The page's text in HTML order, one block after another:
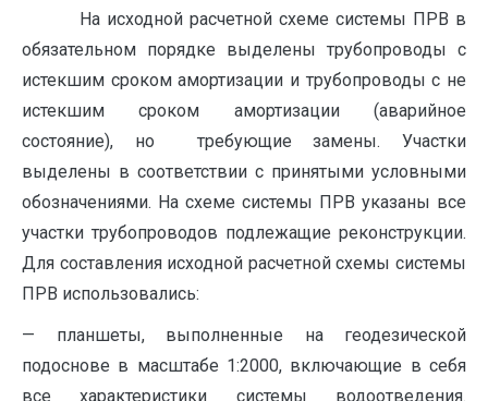
На исходной расчетной схеме системы ПРВ в
обязательном порядке выделены трубопроводы с
истекшим сроком амортизации и трубопроводы с не
истекшим сроком амортизации (аварийное
состояние), но требующие замены. Участки
выделены в соответствии с принятыми условными
обозначениями. На схеме системы ПРВ указаны все
участки трубопроводов подлежащие реконструкции.
Для составления исходной расчетной схемы системы
ПРВ использовались:
— планшеты, выполненные на геодезической
подоснове в масштабе 1:2000, включающие в себя
все характеристики системы водоотведения.